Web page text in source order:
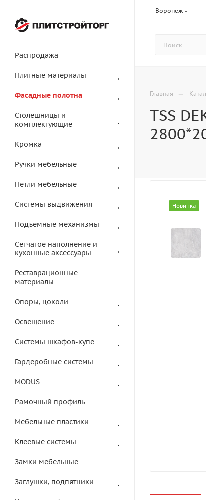
Воронеж
Распродажа
Плитные материалы
Фасадные полотна
Столешницы и
комплектующие
Кромка
Ручки мебельные
Петли мебельные
Системы выдвижения
Подъемные механизмы
Сетчатое наполнение и
кухонные аксессуары
Реставрационные
материалы
Опоры, цоколи
Освещение
Системы шкафов-купе
Гардеробные системы
MODUS
Рамочный профиль
Мебельные пластики
Клеевые системы
Замки мебельные
Заглушки, подпятники
Главная —
TSS
Новинка